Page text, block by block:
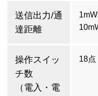
送信出力/通
達距離
操作スイッ
チ数
（電入・電
18点